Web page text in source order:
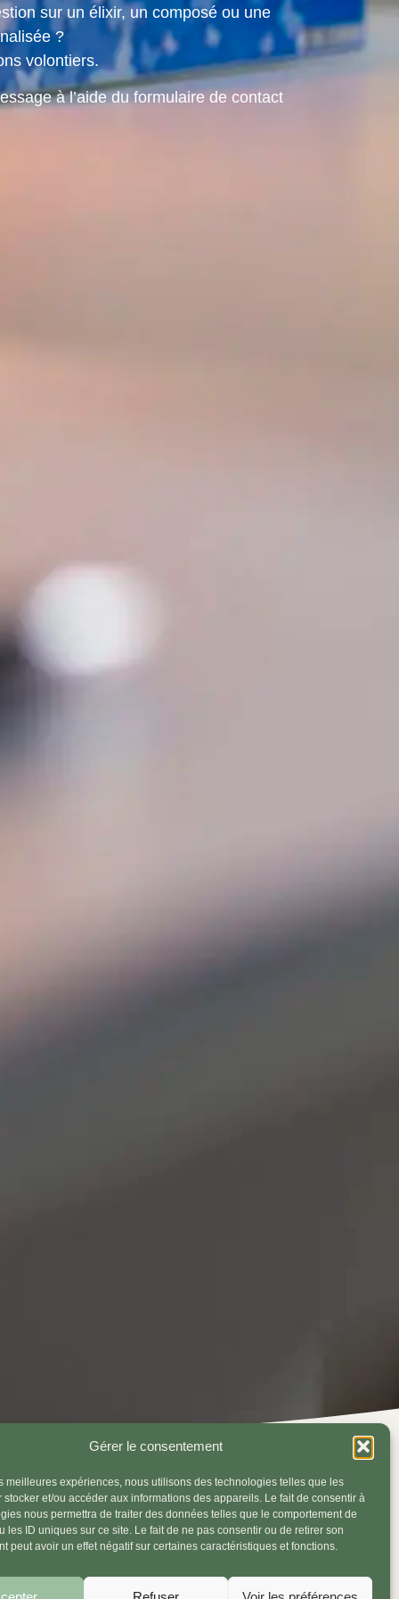
Gérer le consentement
meilleures expériences, nous utilisons des technologies telles que les
stocker et/ou accéder aux informations des appareils. Le fait de consentir à
nous permettra de traiter des données telles que le comportement de
les ID uniques sur ce site. Le fait de ne pas consentir ou de retirer son
peut avoir un effet négatif sur certaines caractéristiques et fonctions.
sur un élixir, un composé ou une
?
volontiers.
à l’aide du formulaire de contact